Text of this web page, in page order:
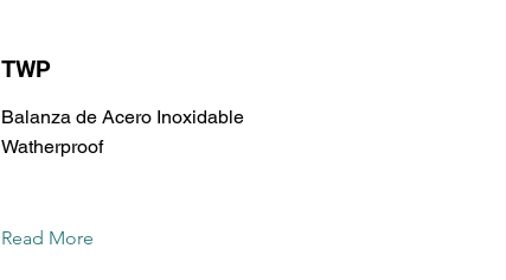
TWP
Balanza de Acero Inoxidable
Watherproof
Read More